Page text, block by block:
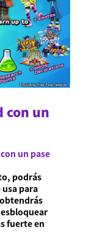
con un
un pase
podrás
para
fuerte en